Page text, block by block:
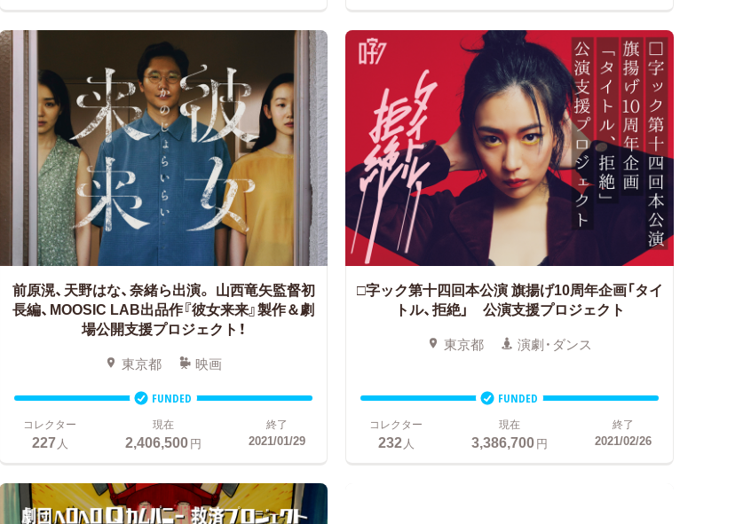
前原滉、天野はな、奈緒ら出演。 山西竜矢監督初
長編、MOOSIC LAB出品作『彼女来来』製作＆劇
場公開支援プロジェクト！
東京都 映画
FUNDED
コレクター
227人
現在
2,406,500円
終了
2021/01/29
□字ック第十四回本公演旗揚げ10周年企画「タイ
トル、拒絶」 公演支援プロジェクト
東京都 演劇・ダンス
FUNDED
コレクター
232人
現在
3,386,700円
終了
2021/02/26